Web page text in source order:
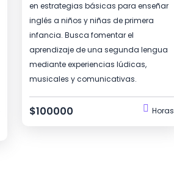
en estrategias básicas para enseñar
inglés a niños y niñas de primera
infancia. Busca fomentar el
aprendizaje de una segunda lengua
mediante experiencias lúdicas,
musicales y comunicativas.
$100000 Horas